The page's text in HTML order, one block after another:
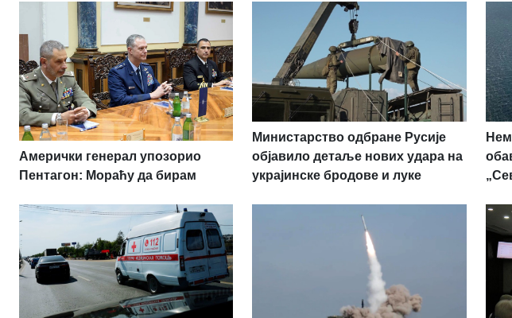
Амерички генерал упозорио
Пентагон: Мораћу да бирам
Министарство одбране Русије
објавило детаље нових удара на
украјинске бродове и луке